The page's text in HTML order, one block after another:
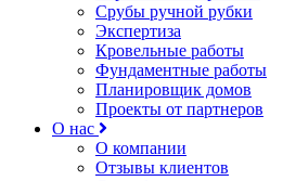
Срубы ручной рубки
Экспертиза
Кровельные работы
Фундаментные работы
Планировщик домов
Проекты от партнеров
О нас
О компании
Отзывы клиентов